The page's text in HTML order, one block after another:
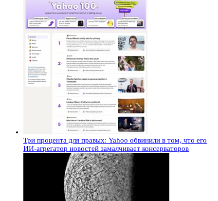
Три процента для правых: Yahoo обвинили в том, что его
ИИ-агрегатор новостей замалчивает консерваторов